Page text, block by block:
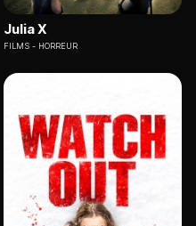
Julia X
FILMS HORREUR